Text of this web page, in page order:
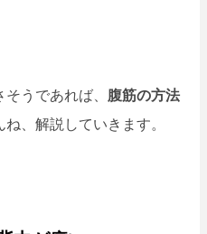
うであれば、 腹筋の方法
、解説していきます。